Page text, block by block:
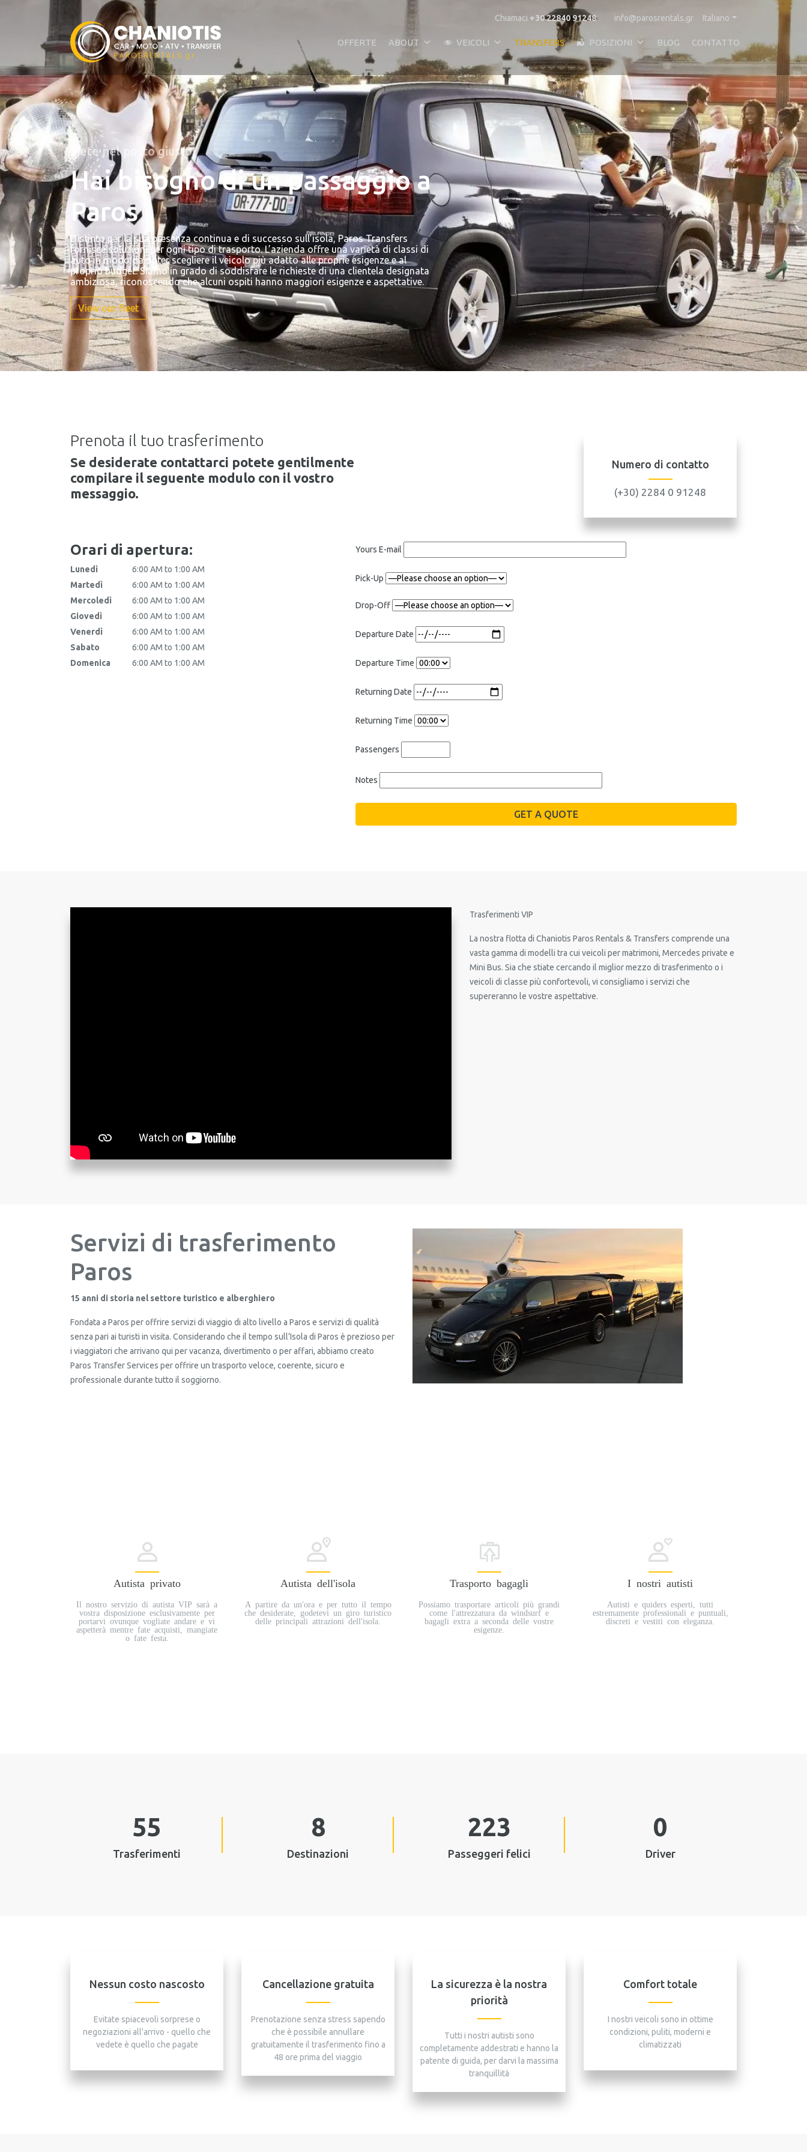
Italiano
info@parosrentals.gr
Chiamaci +30 22840 91248
OFFERTE ABOUT VEICOLI TRANSFERS POSIZIONI BLOG CONTATTO
Siete nel posto giusto!
Hai bisogno di un passaggio a
Paros
Distinto per la sua presenza continua e di successo sull’isola, Paros Transfers
fornisce soluzioni per ogni tipo di trasporto. L’azienda offre una varietà di classi di
auto in modo da poter scegliere il veicolo più adatto alle proprie esigenze e al
proprio budget. Siamo in grado di soddisfare le richieste di una clientela designata
ambiziosa, riconoscendo che alcuni ospiti hanno maggiori esigenze e aspettative.
View our fleet
Prenota il tuo trasferimento
Se desiderate contattarci potete gentilmente
compilare il seguente modulo con il vostro
messaggio.
Numero di contatto
(+30) 2284 0 91248
Orari di apertura:
Lunedì
6:00 AM to 1:00 AM
Martedì
6:00 AM to 1:00 AM
Mercoledì
6:00 AM to 1:00 AM
Giovedì
6:00 AM to 1:00 AM
Venerdì
6:00 AM to 1:00 AM
Sabato
6:00 AM to 1:00 AM
Domenica
6:00 AM to 1:00 AM
Yours E-mail
Pick-Up
Drop-Off
Departure Date
Departure Time
Returning Date
Returning Time
Passengers
Notes
Trasferimenti VIP
La nostra flotta di Chaniotis Paros Rentals & Transfers comprende una
vasta gamma di modelli tra cui veicoli per matrimoni, Mercedes private e
Mini Bus. Sia che stiate cercando il miglior mezzo di trasferimento o i
veicoli di classe più confortevoli, vi consigliamo i servizi che
supereranno le vostre aspettative.
Servizi di trasferimento
Paros
15 anni di storia nel settore turistico e alberghiero
Fondata a Paros per offrire servizi di viaggio di alto livello a Paros e servizi di qualità
senza pari ai turisti in visita. Considerando che il tempo sull’Isola di Paros è prezioso per
i viaggiatori che arrivano qui per vacanza, divertimento o per affari, abbiamo creato
Paros Transfer Services per offrire un trasporto veloce, coerente, sicuro e
professionale durante tutto il soggiorno.
Autista privato
Il nostro servizio di autista VIP sarà a
vostra disposizione esclusivamente per
portarvi ovunque vogliate andare e vi
aspetterà mentre fate acquisti, mangiate
o fate festa.
Autista dell'isola
A partire da un'ora e per tutto il tempo
che desiderate, godetevi un giro turistico
delle principali attrazioni dell'isola.
Trasporto bagagli
Possiamo trasportare articoli più grandi
come l'attrezzatura da windsurf e
bagagli extra a seconda delle vostre
esigenze.
I nostri autisti
Autisti e quiders esperti, tutti
estremamente professionali e puntuali,
discreti e vestiti con eleganza.
55
Trasferimenti
8
Destinazioni
223
Passeggeri felici
0
Driver
Nessun costo nascosto
Evitate spiacevoli sorprese o
negoziazioni all'arrivo - quello che
vedete è quello che pagate
Cancellazione gratuita
Prenotazione senza stress sapendo
che è possibile annullare
gratuitamente il trasferimento fino a
48 ore prima del viaggio
La sicurezza è la nostra
priorità
Tutti i nostri autisti sono
completamente addestrati e hanno la
patente di guida, per darvi la massima
tranquillità
Comfort totale
I nostri veicoli sono in ottime
condizioni, puliti, moderni e
climatizzati
READY TO DISCOVER PAROS IN COMFORT AND SAFETY?
Unlock exclusive deals & rewards perks!